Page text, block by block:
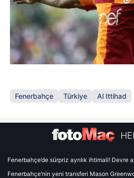
Fenerbahçe Türkiye Al Ittihad
Fenerbahçe’de sürpriz ayrılık ihtimali! Devre
Fenerbahçe’nin yeni transferi Mason